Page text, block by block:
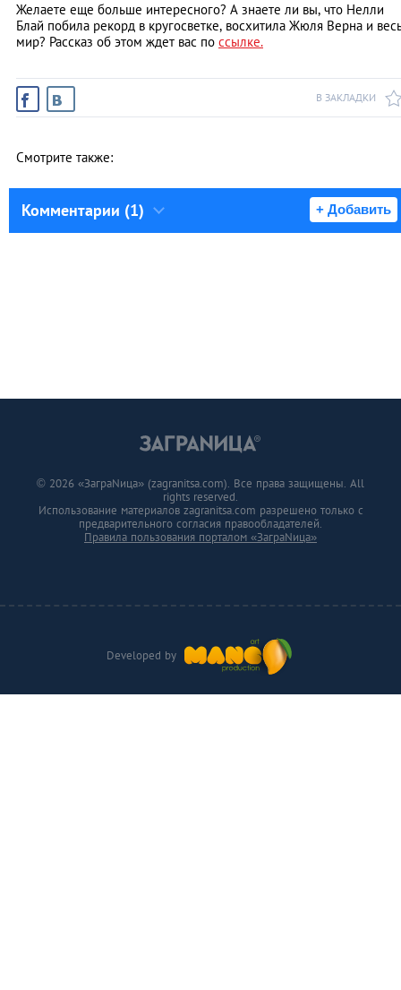
Желаете еще больше интересного? А знаете ли вы, что Нелли
Блай побила рекорд в кругосветке, восхитила Жюля Верна и
мир? Рассказ об этом ждет вас по ссылке.
В ЗАКЛАДКИ
Смотрите также:
Комментарии (1) + Добавить
Developed by
© 2026 «ЗаграNица» (zagranitsa.com). Все права защищены. All
rights reserved.
Использование материалов zagranitsa.com разрешено только с
предварительного согласия правообладателей.
Правила пользования порталом «ЗаграNица»